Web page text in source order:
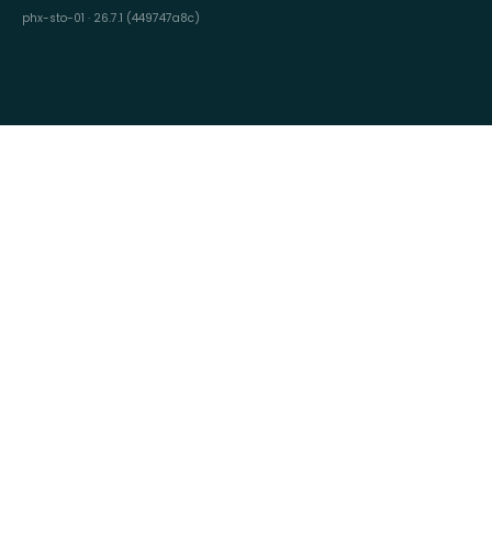
phx-sto-01 · 26.7.1 (449747a8c)